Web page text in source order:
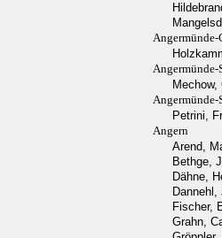
Angermünde-
Angermünde-
Angermünde-
Petrini,
Angern
Arend,
Bethge,
Dähne,
Fischer,
Grahn,